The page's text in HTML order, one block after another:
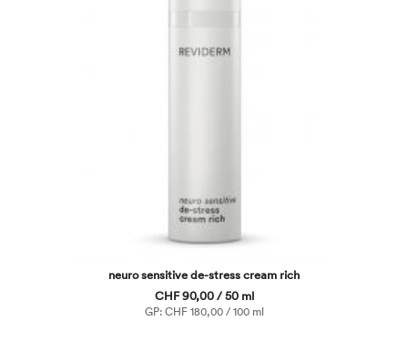
neuro sensitive de-stress cream rich
CHF 90,00 / 50 ml
GP: CHF 180,00 / 100 ml